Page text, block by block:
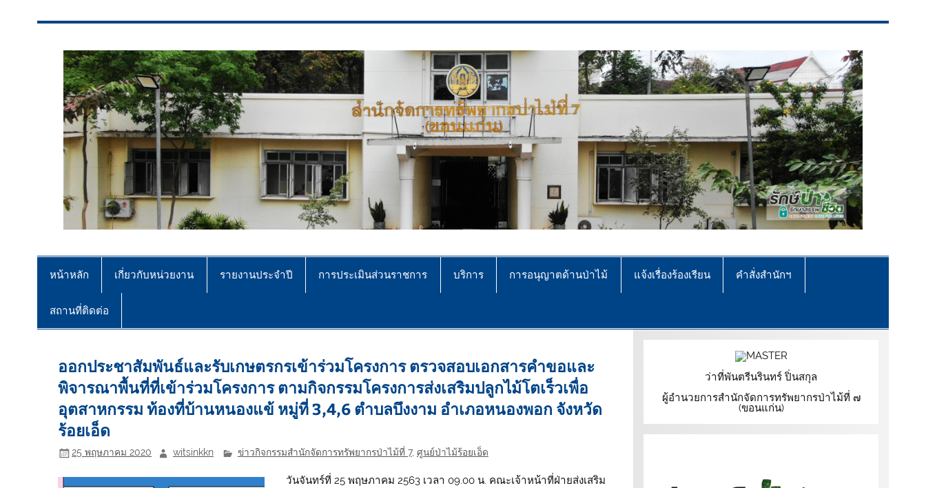
หน้าหลัก เกี่ยวกับหน่วยงาน รายงานประจำปี การประเมินส่วนราชการ บริการ การอนุญาตด้านป่าไม้ แจ้งเรื่องร้องเรียน คำสั่งสำนักฯ
สถานที่ติดต่อ
ออกประชาสัมพันธ์และรับเกษตรกรเข้าร่วมโครงการ ตรวจสอบเอกสารคำขอและ
พิจารณาพื้นที่ที่เข้าร่วมโครงการ ตามกิจกรรมโครงการส่งเสริมปลูกไม้โตเร็วเพื่อ
อุตสาหกรรม ท้องที่บ้านหนองแข้ หมู่ที่ 3,4,6 ตำบลบึงงาม อำเภอหนองพอก จังหวัด
ร้อยเอ็ด
25 พฤษภาคม 2020 witsinkkn ข่าวกิจกรรมสำนักจัดการทรัพยากรป่าไม้ที่ 7, ศูนย์ป่าไม้ร้อยเอ็ด
วันจันทร์ที่ 25 พฤษภาคม 2563 เวลา 09.00 น. คณะเจ้าหน้าที่ฝ่ายส่งเสริม
ว่าที่พันตรีนรินทร์ ปิ่นสกุล
ผู้อำนวยการสำนักจัดการทรัพยากรป่าไม้ที่ ๗
(ขอนแก่น)